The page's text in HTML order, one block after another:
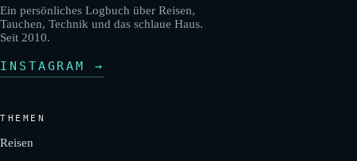
Ein persönliches Logbuch über Reisen,
Tauchen, Technik und das schlaue Haus.
Seit 2010.
INSTAGRAM →
THEMEN
Reisen